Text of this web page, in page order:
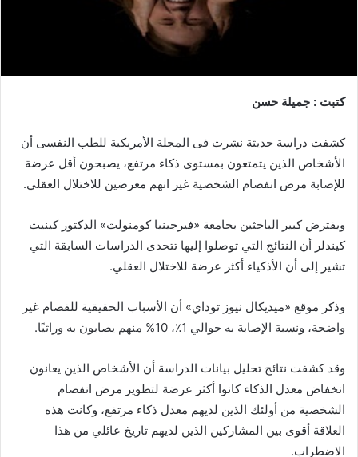
كتبت : جميلة حسن
كشفت دراسة حديثة نشرت فى المجلة الأمريكية للطب النفسى أن
الأشخاص الذين يتمتعون بمستوى ذكاء مرتفع، يصبحون أقل عرضة
للإصابة مرض انفصام الشخصية غير انهم معرضين للاختلال العقلي.
ويفترض كبير الباحثين بجامعة «فيرجينيا كومنولث» الدكتور كينيث
كيندلر أن النتائج التي توصلوا إليها تتحدى الدراسات السابقة التي
تشير إلى أن الأذكياء أكثر عرضة للاختلال العقلي.
وذكر موقع «ميديكال نيوز توداي» أن الأسباب الحقيقية للفصام غير
واضحة، ونسبة الإصابة به حوالي 1٪، 10% منهم يصابون به وراثيًا.
وقد كشفت نتائج تحليل بيانات الدراسة أن الأشخاص الذين يعانون
انخفاض معدل الذكاء كانوا أكثر عرضة لتطوير مرض انفصام
الشخصية من أولئك الذين لديهم معدل ذكاء مرتفع، وكانت هذه
العلاقة أقوى بين المشاركين الذين لديهم تاريخ عائلي من هذا
الاضطراب.